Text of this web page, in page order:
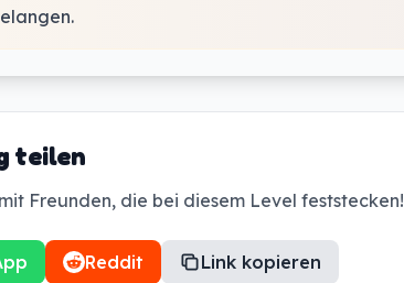
teilen
Freunden, die bei diesem Level feststecken!
Reddit Link kopieren